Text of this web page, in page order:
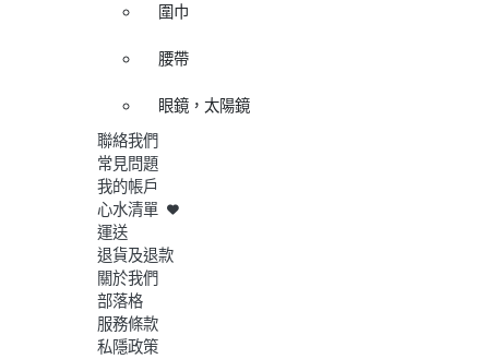
圍巾
腰帶
眼鏡，太陽鏡
聯絡我們
常見問題
我的帳戶
心水清單
運送
退貨及退款
關於我們
部落格
服務條款
私隱政策